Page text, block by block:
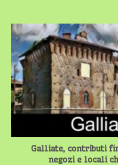
Galliate, contributi
negozi e locali